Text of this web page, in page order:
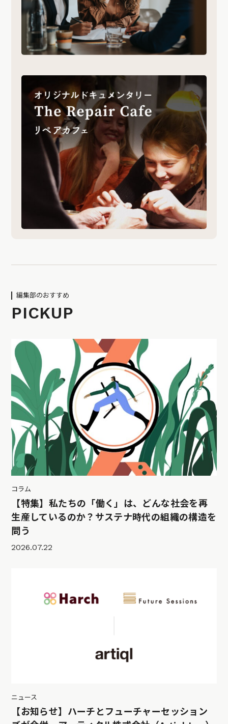
編集部のおすすめ
PICKUP
コラム
【特集】私たちの「働く」は、どんな社会を再
生産しているのか？サステナ時代の組織の構造を
問う
2026.07.22
ニュース
【お知らせ】ハーチとフューチャーセッション